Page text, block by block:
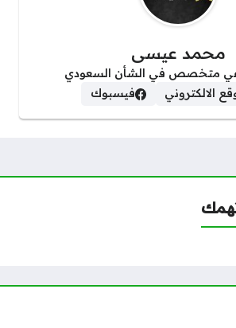
محمد عيسى
متخصص في الشأن السعودي
الالكتروني
فيسبوك